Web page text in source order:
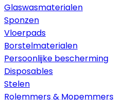
Glaswasmaterialen
Sponzen
Vloerpads
Borstelmaterialen
Persoonlijke bescherming
Disposables
Stelen
Rolemmers & Mopemmers